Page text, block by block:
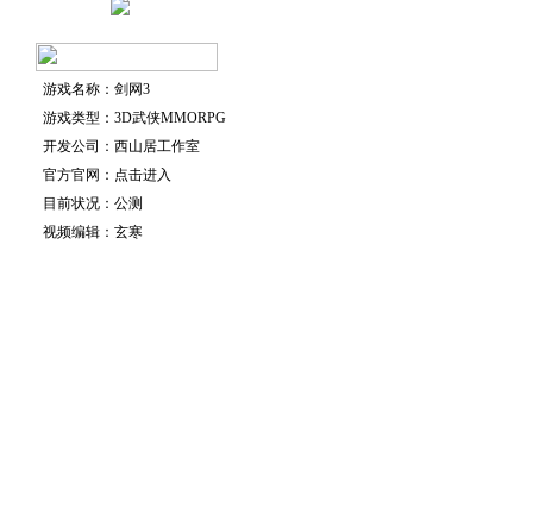
游戏名称：剑网3
游戏类型：3D武侠MMORPG
开发公司：西山居工作室
官方官网：点击进入
目前状况：公测
视频编辑：玄寒